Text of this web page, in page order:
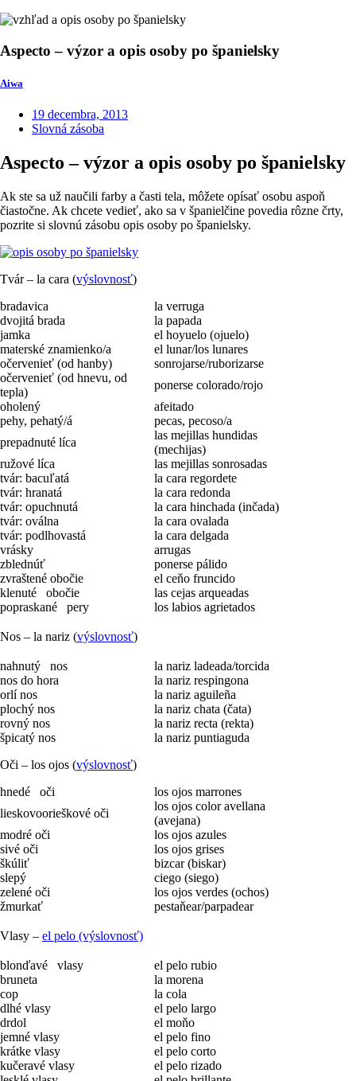
Aspecto – výzor a opis osoby po španielsky
Aiwa
19 decembra, 2013
Slovná zásoba
Aspecto – výzor a opis osoby po španielsky
Ak ste sa už naučili farby a časti tela, môžete opísať osobu aspoň
čiastočne. Ak chcete vedieť, ako sa v španielčine povedia rôzne črty,
pozrite si slovnú zásobu opis osoby po španielsky.
Tvár – la cara (výslovnosť)
bradavica
la verruga
dvojitá brada
la papada
jamka
el hoyuelo (ojuelo)
materské znamienko/a
el lunar/los lunares
očervenieť (od hanby)
sonrojarse/ruborizarse
očervenieť (od hnevu, od
tepla)
ponerse colorado/rojo
oholený
afeitado
pehy, pehatý/á
pecas, pecoso/a
prepadnuté líca
las mejillas hundidas
(mechijas)
ružové líca
las mejillas sonrosadas
tvár: bacuľatá
la cara regordete
tvár: hranatá
la cara redonda
tvár: opuchnutá
la cara hinchada (inčada)
tvár: oválna
la cara ovalada
tvár: podlhovastá
la cara delgada
vrásky
arrugas
zblednúť
ponerse pálido
zvraštené obočie
el ceňo fruncido
klenuté obočie
las cejas arqueadas
popraskané pery
los labios agrietados
Nos – la nariz (výslovnosť)
nahnutý nos
la nariz ladeada/torcida
nos do hora
la nariz respingona
orlí nos
la nariz aguileña
plochý nos
la nariz chata (čata)
rovný nos
la nariz recta (rekta)
špicatý nos
la nariz puntiaguda
Oči – los ojos (výslovnosť)
hnedé oči
los ojos marrones
lieskovoorieškové oči
los ojos color avellana
(avejana)
modré oči
los ojos azules
sivé oči
los ojos grises
škúliť
bizcar (biskar)
slepý
ciego (siego)
zelené oči
los ojos verdes (ochos)
žmurkať
pestaňear/parpadear
Vlasy – el pelo (výslovnosť)
blonďavé vlasy
el pelo rubio
bruneta
la morena
cop
la cola
dlhé vlasy
el pelo largo
drdol
el moňo
jemné vlasy
el pelo fino
krátke vlasy
el pelo corto
kučeravé vlasy
el pelo rizado